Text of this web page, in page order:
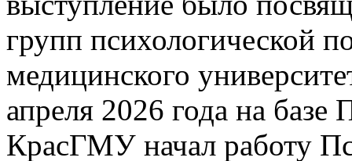
групп психологической
медицинского
апреля 2026 года на базе
КрасГМУ начал работу